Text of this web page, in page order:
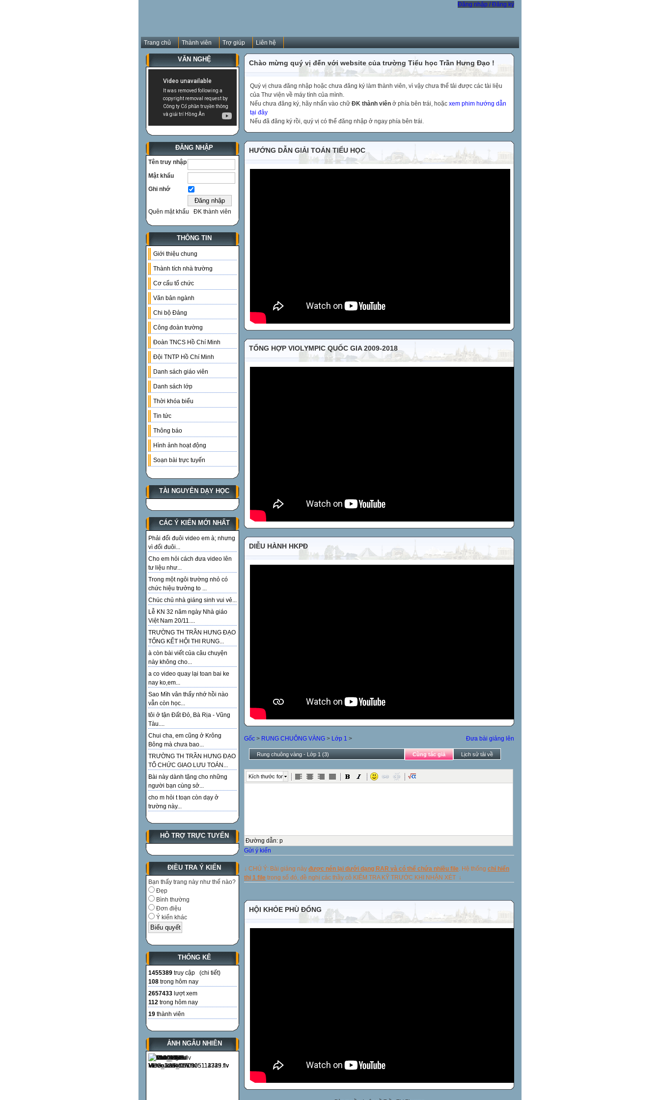
Đăng nhập / Đăng ký
Trang chủ Thành viên Trợ giúp Liên hệ
VĂN NGHỆ
ĐĂNG NHẬP
Tên truy nhập
Mật khẩu
Ghi nhớ
Quên mật khẩu ĐK thành viên
THÔNG TIN
Giới thiệu chung
Thành tích nhà trường
Cơ cấu tổ chức
Văn bản ngành
Chi bộ Đảng
Công đoàn trường
Đoàn TNCS Hồ Chí Minh
Đội TNTP Hồ Chí Minh
Danh sách giáo viên
Danh sách lớp
Thời khóa biểu
Tin tức
Thông báo
Hình ảnh hoạt động
Soạn bài trực tuyến
TÀI NGUYÊN DẠY HỌC
CÁC Ý KIẾN MỚI NHẤT
Phải đổi đuôi video em à; nhưng
vì đổi đuôi...
Cho em hỏi cách đưa video lên
tư liệu như...
Trong một ngôi trường nhỏ có
chức hiệu trưởng to ...
Chúc chủ nhà giáng sinh vui vẻ...
Lễ KN 32 năm ngày Nhà giáo
Việt Nam 20/11....
TRƯỜNG TH TRẦN HƯNG ĐẠO
TỔNG KẾT HỘI THI RUNG...
à còn bài viết của câu chuyện
này không cho...
a co video quay lại toan bai ke
nay ko,em...
Sao Mìh vân thấy nhớ hồi nào
vẫn còn học...
tôi ở tận Đất Đỏ, Bà Rịa - Vũng
Tàu....
Chui cha, em cũng ở Krông
Bông mà chưa bao...
TRƯỜNG TH TRẦN HƯNG ĐẠO
TỔ CHỨC GIAO LƯU TOÁN...
Bài này dành tặng cho những
người bạn cùng sở...
cho m hỏi t toạn còn dạy ở
trường này...
HỖ TRỢ TRỰC TUYẾN
ĐIỀU TRA Ý KIẾN
Bạn thấy trang này như thế nào?
Đẹp
Bình thường
Đơn điệu
Ý kiến khác
THỐNG KÊ
1455389 truy cập (chi tiết)
108 trong hôm nay
2657433 lượt xem
112 trong hôm nay
19 thành viên
ẢNH NGẪU NHIÊN
Chào mừng quý vị đến với website của trường Tiểu học Trần Hưng Đạo !
Quý vị chưa đăng nhập hoặc chưa đăng ký làm thành viên, vì vậy chưa thể tải được các tài liệu
của Thư viện về máy tính của mình.
Nếu chưa đăng ký, hãy nhấn vào chữ ĐK thành viên ở phía bên trái, hoặc xem phim hướng dẫn
tại đây
Nếu đã đăng ký rồi, quý vị có thể đăng nhập ở ngay phía bên trái.
HƯỚNG DẪN GIẢI TOÁN TIỂU HỌC
TỔNG HỢP VIOLYMPIC QUỐC GIA 2009-2018
DIỄU HÀNH HKPĐ
Đưa bài giảng lên
Gốc > RUNG CHUÔNG VÀNG > Lớp 1 >
Rung chuông vàng - Lớp 1 (3) Cùng tác giả Lịch sử tải về
Kích thước font
Đường dẫn: p
Gửi ý kiến
↓ CHÚ Ý: Bài giảng này được nén lại dưới dạng RAR và có thể chứa nhiều file . Hệ thống chỉ hiển
thị 1 file trong số đó, đề nghị các thầy cô KIỂM TRA KỸ TRƯỚC KHI NHẬN XÉT ↓
HỘI KHỎE PHÙ ĐỔNG